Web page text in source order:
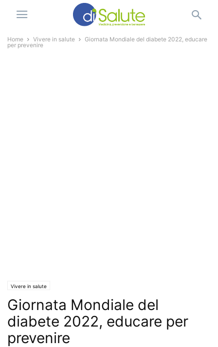
Home Vivere in salute
Giornata Mondiale del diabete 2022, educare
per prevenire
Vivere in salute
Giornata Mondiale del
diabete 2022, educare per
prevenire